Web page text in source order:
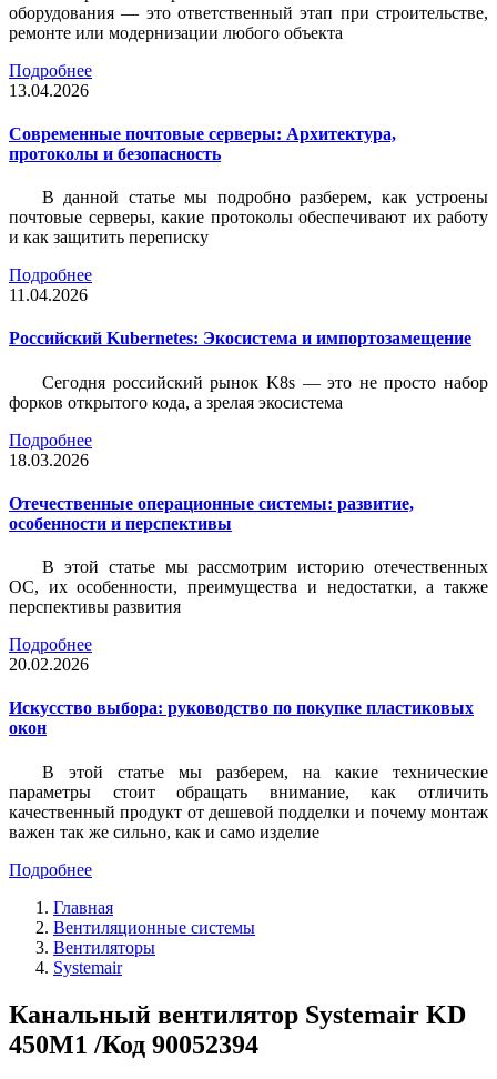
оборудования — это ответственный этап при строительстве,
ремонте или модернизации любого объекта
Подробнее
13.04.2026
Современные почтовые серверы: Архитектура,
протоколы и безопасность
В данной статье мы подробно разберем, как устроены
почтовые серверы, какие протоколы обеспечивают их работу
и как защитить переписку
Подробнее
11.04.2026
Российский Kubernetes: Экосистема и импортозамещение
Сегодня российский рынок K8s — это не просто набор
форков открытого кода, а зрелая экосистема
Подробнее
18.03.2026
Отечественные операционные системы: развитие,
особенности и перспективы
В этой статье мы рассмотрим историю отечественных
ОС, их особенности, преимущества и недостатки, а также
перспективы развития
Подробнее
20.02.2026
Искусство выбора: руководство по покупке пластиковых
окон
В этой статье мы разберем, на какие технические
параметры стоит обращать внимание, как отличить
качественный продукт от дешевой подделки и почему монтаж
важен так же сильно, как и само изделие
Подробнее
Главная
Вентиляционные системы
Вентиляторы
Systemair
Канальный вентилятор Systemair KD
450M1 /Код 90052394